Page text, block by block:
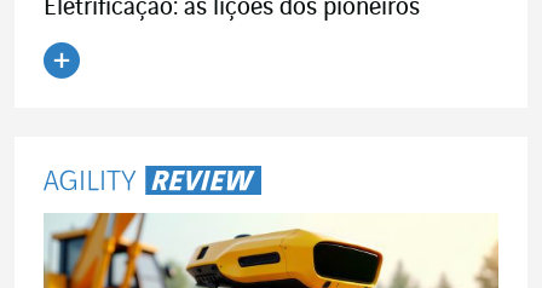
Eletrificação: as lições dos pioneiros